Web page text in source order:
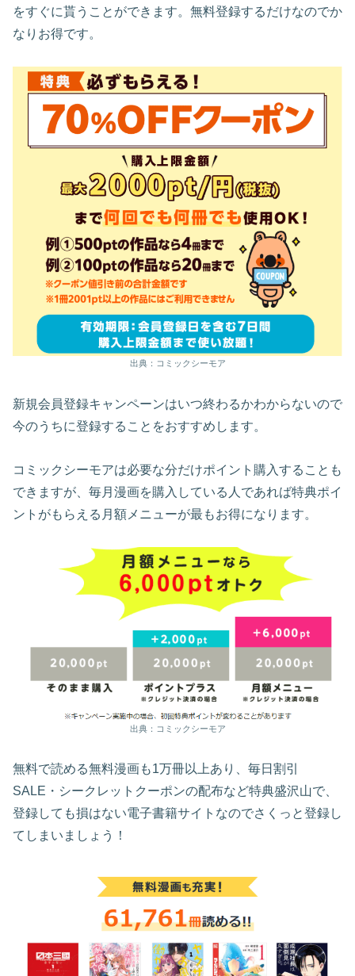
をすぐに貰うことができます。無料登録するだけなのでか
なりお得です。
出典：コミックシーモア
新規会員登録キャンペーンはいつ終わるかわからないので
今のうちに登録することをおすすめします。
コミックシーモアは必要な分だけポイント購入することも
できますが、毎月漫画を購入している人であれば特典ポイ
ントがもらえる月額メニューが最もお得になります。
出典：コミックシーモア
無料で読める無料漫画も1万冊以上あり、毎日割引
SALE・シークレットクーポンの配布など特典盛沢山で、
登録しても損はない電子書籍サイトなのでさくっと登録し
てしまいましょう！